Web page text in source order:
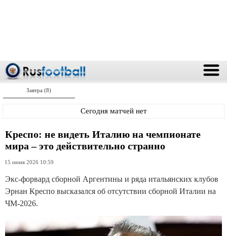
Завтра (8)
Сегодня матчей нет
Креспо: не видеть Италию на чемпионате
мира – это действительно странно
15 июня 2026 10:59
Экс-форвард сборной Аргентины и ряда итальянских клубов
Эрнан Креспо высказался об отсутствии сборной Италии на
ЧМ-2026.